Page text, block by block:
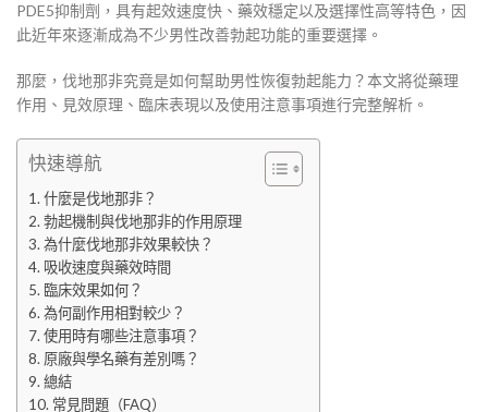
PDE5抑制劑，具有起效速度快、藥效穩定以及選擇性高等特色，因
此近年來逐漸成為不少男性改善勃起功能的重要選擇。
那麼，伐地那非究竟是如何幫助男性恢復勃起能力？本文將從藥理
作用、見效原理、臨床表現以及使用注意事項進行完整解析。
快速導航
什麼是伐地那非？
勃起機制與伐地那非的作用原理
為什麼伐地那非效果較快？
吸收速度與藥效時間
臨床效果如何？
為何副作用相對較少？
使用時有哪些注意事項？
原廠與學名藥有差別嗎？
總結
常見問題（FAQ）